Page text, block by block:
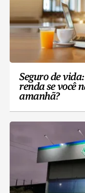
Seguro de
renda se você
amanhã?